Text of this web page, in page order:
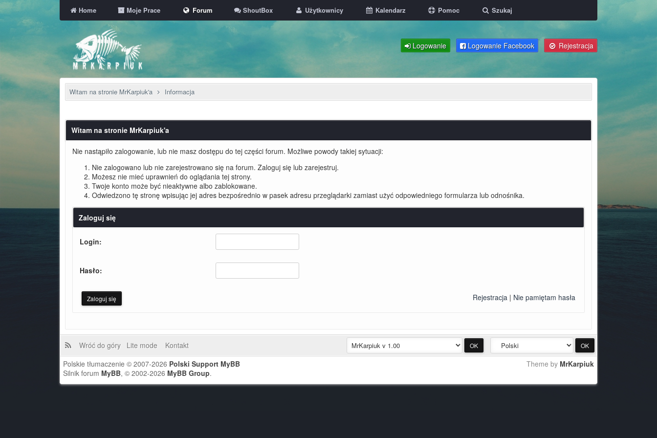
Home Moje Prace Forum ShoutBox Użytkownicy Kalendarz Pomoc Szukaj
Logowanie Logowanie Facebook Rejestracja
Witam na stronie MrKarpiuk'a Informacja
Witam na stronie MrKarpiuk'a
Nie nastąpiło zalogowanie, lub nie masz dostępu do tej części forum. Możliwe powody takiej sytuacji:
Nie zalogowano lub nie zarejestrowano się na forum. Zaloguj się lub zarejestruj.
Możesz nie mieć uprawnień do oglądania tej strony.
Twoje konto może być nieaktywne albo zablokowane.
Odwiedzono tę stronę wpisując jej adres bezpośrednio w pasek adresu przeglądarki zamiast użyć odpowiedniego formularza lub odnośnika.
Zaloguj się
Login:
Hasło:
Rejestracja | Nie pamiętam hasła
Wróć do góry Lite mode
Kontakt
Theme by MrKarpiuk
Polskie tłumaczenie © 2007-2026 Polski Support MyBB
Silnik forum MyBB, © 2002-2026 MyBB Group.